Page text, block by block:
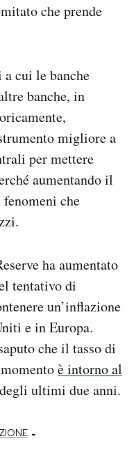
che prende
cui le banche
banche, in
migliore a
per mettere
aumentando il
che
ha aumentato
tentativo di
un’inflazione
e in Europa.
che il tasso di
è intorno al
ultimi due anni.
-